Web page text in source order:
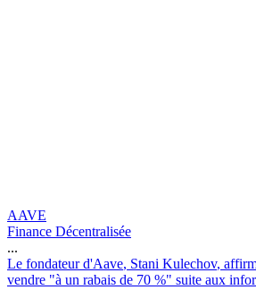
AAVE
Finance Décentralisée
...
Le fondateur d'Aave, Stani Kulechov, affir
vendre "à un rabais de 70 %" suite aux infor